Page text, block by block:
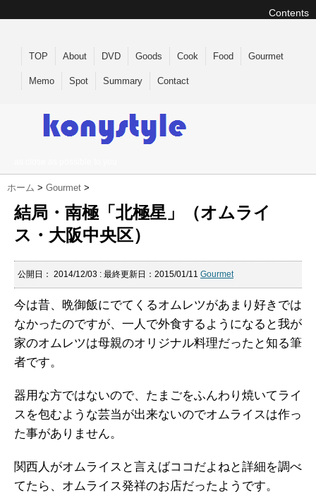
Contents
TOP About DVD Goods Cook Food Gourmet
Memo Spot Summary Contact
ホーム > Gourmet >
結局・南極「北極星」（オムライ
ス・大阪中央区）
公開日： 2014/12/03 : 最終更新日：2015/01/11 Gourmet
今は昔、晩御飯にでてくるオムレツがあまり好きでは
なかったのですが、一人で外食するようになると我が
家のオムレツは母親のオリジナル料理だったと知る筆
者です。
器用な方ではないので、たまごをふんわり焼いてライ
スを包むような芸当が出来ないのでオムライスは作っ
た事がありません。
関西人がオムライスと言えばココだよねと詳細を調べ
てたら、オムライス発祥のお店だったようです。